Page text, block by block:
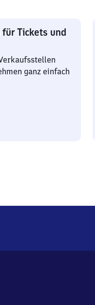
Tickets und
ganz einfach